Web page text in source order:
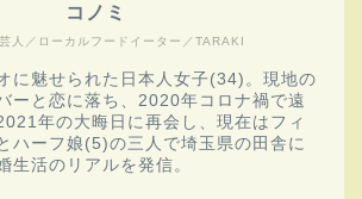
人／ローカルフードイーター／TARAKI
コノミ
に魅せられた日本人女子(34)。現地の
ーと恋に落ち、2020年コロナ禍で遠
年の大晦日に再会し、現在はフィ
ハーフ娘(5)の三人で埼玉県の田舎に
生活のリアルを発信。